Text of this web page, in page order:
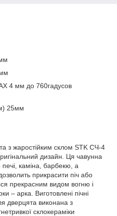
4 мм до 760гадусов
25мм
з жаростійким склом STK СЧ-4
дизайн. Ця чавунна
печі, каміна, барбекю, а
прикрасити піч або
прекрасним видом вогню і
– арка. Виготовлені пічні
дверцята виконана з
склокераміки